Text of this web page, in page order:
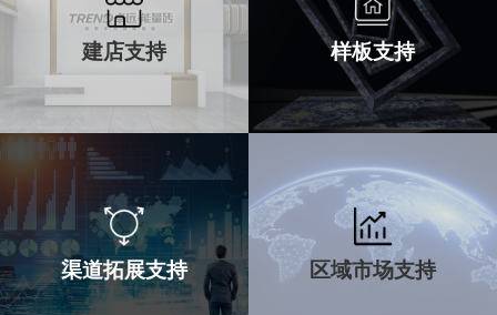
建店支持
建店支持
店面选扯、设计
装修费用补贴
样板支持
样板支持
店面产品陈列展示
渠道拓展支持 区域市场支持